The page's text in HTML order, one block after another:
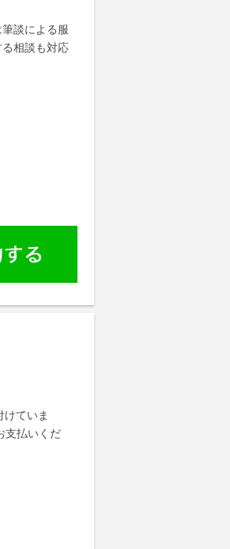
談による服
相談も対応
けていま
支払いくだ